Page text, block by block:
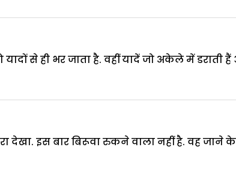
यादों से ही भर जाता है. वहीं यादें जो अकेले में डराती
देखा. इस बार बिरूवा रुकने वाला नहीं है. वह जाने